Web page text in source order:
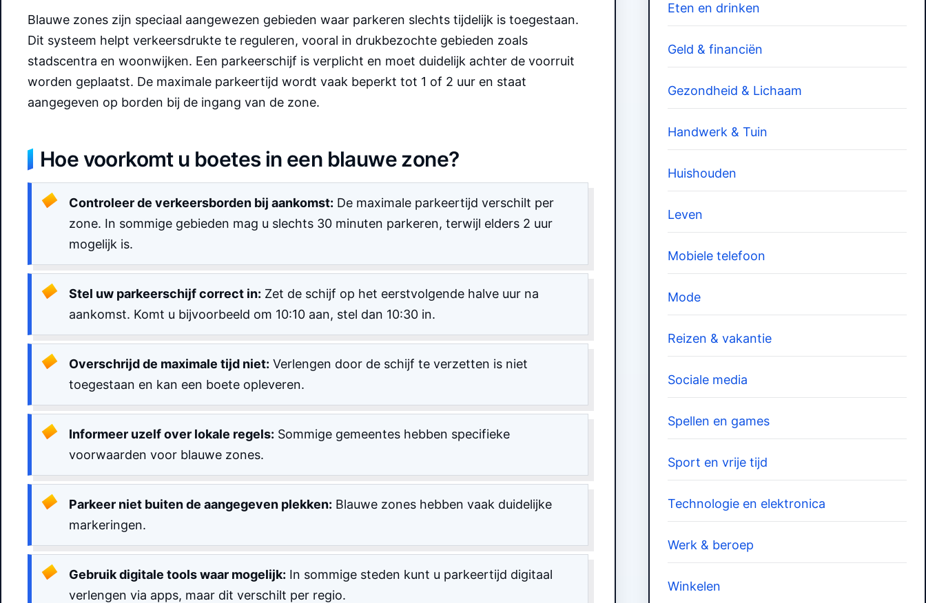
Blauwe zones zijn speciaal aangewezen gebieden waar parkeren slechts tijdelijk is toegestaan.
Dit systeem helpt verkeersdrukte te reguleren, vooral in drukbezochte gebieden zoals
stadscentra en woonwijken. Een parkeerschijf is verplicht en moet duidelijk achter de voorruit
worden geplaatst. De maximale parkeertijd wordt vaak beperkt tot 1 of 2 uur en staat
aangegeven op borden bij de ingang van de zone.
Hoe voorkomt u boetes in een blauwe zone?
Controleer de verkeersborden bij aankomst: De maximale parkeertijd verschilt per
zone. In sommige gebieden mag u slechts 30 minuten parkeren, terwijl elders 2 uur
mogelijk is.
Stel uw parkeerschijf correct in: Zet de schijf op het eerstvolgende halve uur na
aankomst. Komt u bijvoorbeeld om 10:10 aan, stel dan 10:30 in.
Overschrijd de maximale tijd niet: Verlengen door de schijf te verzetten is niet
toegestaan en kan een boete opleveren.
Informeer uzelf over lokale regels: Sommige gemeentes hebben specifieke
voorwaarden voor blauwe zones.
Parkeer niet buiten de aangegeven plekken: Blauwe zones hebben vaak duidelijke
markeringen.
Gebruik digitale tools waar mogelijk: In sommige steden kunt u parkeertijd digitaal
verlengen via apps, maar dit verschilt per regio.
Eten en drinken
Geld & financiën
Gezondheid & Lichaam
Handwerk & Tuin
Huishouden
Leven
Mobiele telefoon
Mode
Reizen & vakantie
Sociale media
Spellen en games
Sport en vrije tijd
Technologie en elektronica
Werk & beroep
Winkelen